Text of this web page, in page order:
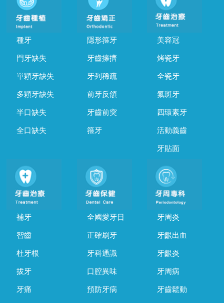
種牙
門牙缺失
單顆牙缺失
多顆牙缺失
半口缺失
全口缺失
隱形箍牙
牙齒擁擠
牙列稀疏
前牙反頜
牙齒前突
箍牙
美容冠
烤瓷牙
全瓷牙
氟斑牙
四環素牙
活動義齒
牙貼面
補牙
智齒
杜牙根
拔牙
牙痛
全國愛牙日
正確刷牙
牙科通識
口腔異味
預防牙病
牙周炎
牙齦出血
牙齦炎
牙周病
牙齒鬆動